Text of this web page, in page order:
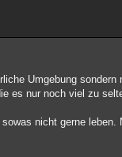
Umgebung sondern
es nur noch viel zu
nicht gerne